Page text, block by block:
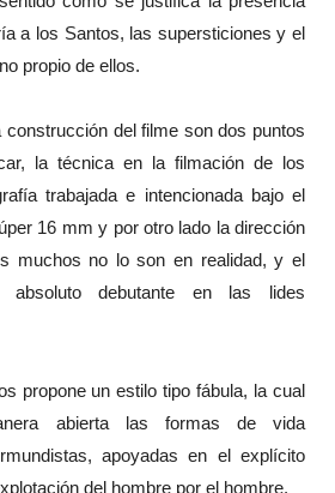
a los Santos, las supersticiones y el
propio de ellos.
construcción del filme son dos puntos
la técnica en la filmación de los
trabajada e intencionada bajo el
16 mm y por otro lado la dirección
muchos no lo son en realidad, y el
absoluto debutante en las lides
propone un estilo tipo fábula, la cual
abierta las formas de vida
apoyadas en el explícito
del hombre por el hombre.